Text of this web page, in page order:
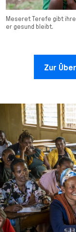
Meseret Terefe gibt
er gesund bleibt.
Zur